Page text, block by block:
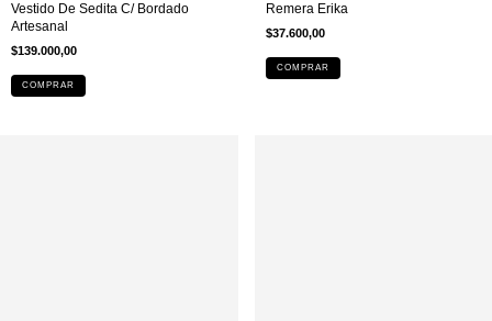
Vestido De Sedita C/ Bordado
Artesanal
$139.000,00
COMPRAR
Remera Erika
$37.600,00
COMPRAR